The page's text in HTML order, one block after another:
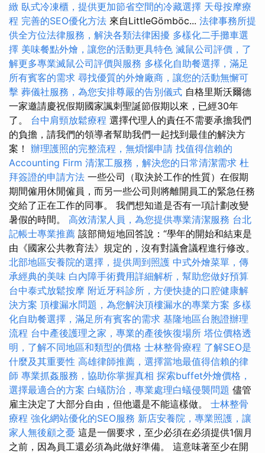
緻 臥式冷凍櫃，提供更加節省空間的冷藏選擇 天母按摩療
程 完善的SEO優化方法 來自LittleGömböc... 法律事務所提
供全方位法律服務，解決各類法律困擾 多樣化二手攤車選
擇 美味餐點外燴，讓您的活動更具特色 滅鼠公司評價，了
解更多專業滅鼠公司評價與服務 多樣化自助餐選擇，滿足
所有賓客的需求 尋找優質的外燴廠商，讓您的活動無懈可
擊 葬儀社服務，為您安排尊嚴的告別儀式 自格里斯沃爾德
一家邀請慶祝假期國家諷刺聖誕節假期以來，已經30年
了。 台中肩頸放鬆療程 選擇代理人的責任不需要承擔我們
的負擔，請我們的領導者幫助我們一起找到最佳的解決方
案！ 辦理護照的完整流程，無煩惱申請 找值得信賴的
Accounting Firm 清潔工服務，解決您的日常清潔需求 杜
拜簽證的申請方法 一些公司（取決於工作的性質）在假期
期間僱用休閒僱員，而另一些公司則將離開員工的緊急任務
交給了正在工作的同事。 我們想知道是否有一項計劃改變
暑假的時間。 高效清潔人員，為您提供專業清潔服務 台北
記帳士專業推薦 該部簡短地回答說：“學年的開始和結束是
由《國家公共教育法》規定的，沒有對議會議程進行修改。
北部地區安養院的選擇，提供周到照護 中式外燴菜單，傳
承經典的美味 白內障手術費用詳細解析，幫助您做好預算
台中泰式放鬆按摩 附近牙科診所，方便快捷的口腔健康解
決方案 頂樓漏水問題，為您解決頂樓漏水的專業方案 多樣
化自助餐選擇，滿足所有賓客的需求 基隆地區台胞證辦理
流程 台中產後護理之家，專業的產後恢復場所 塔位價格透
明，了解不同地區和類型的價格 士林整骨療程 了解SEO是
什麼及其重要性 高雄律師推薦，選擇當地最值得信賴的律
師 專業抓姦服務，協助你掌握真相 探索buffet外燴價格，
選擇最適合的方案 白蟻防治，專業處理白蟻侵襲問題 儘管
雇主決定了大部分自由，但他還是不能這樣做。 士林整骨
療程 強化網站優化的SEO服務 新店安養院，專業照護，讓
家人無後顧之憂 這是一個要求，至少必須在必須提供1個月
之前，因為員工還必須為此做好準備。 這意味著至少在開